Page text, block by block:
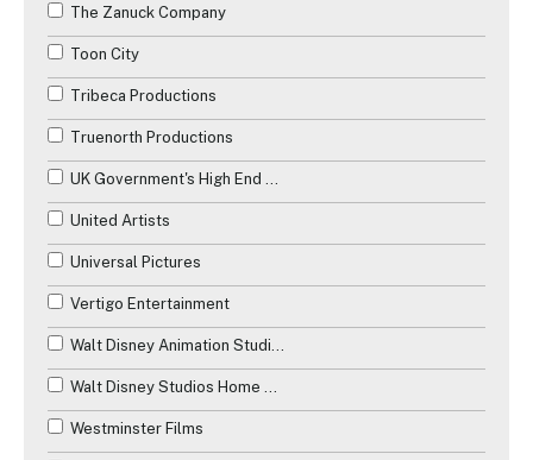
The Zanuck Company
Toon City
Tribeca Productions
Truenorth Productions
UK Government's High End Television Tax Relief
United Artists
Universal Pictures
Vertigo Entertainment
Walt Disney Animation Studios
Walt Disney Studios Home Entertainment
Westminster Films